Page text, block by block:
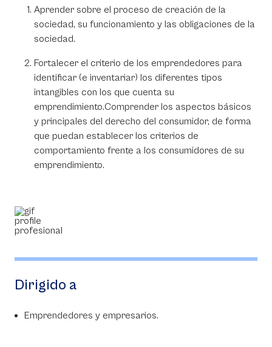
Aprender sobre el proceso de creación de la
sociedad, su funcionamiento y las obligaciones de la
sociedad.
Fortalecer el criterio de los emprendedores para
identificar (e inventariar) los diferentes tipos
intangibles con los que cuenta su
emprendimiento.Comprender los aspectos básicos
y principales del derecho del consumidor, de forma
que puedan establecer los criterios de
comportamiento frente a los consumidores de su
emprendimiento.
Dirigido a
Emprendedores y empresarios.